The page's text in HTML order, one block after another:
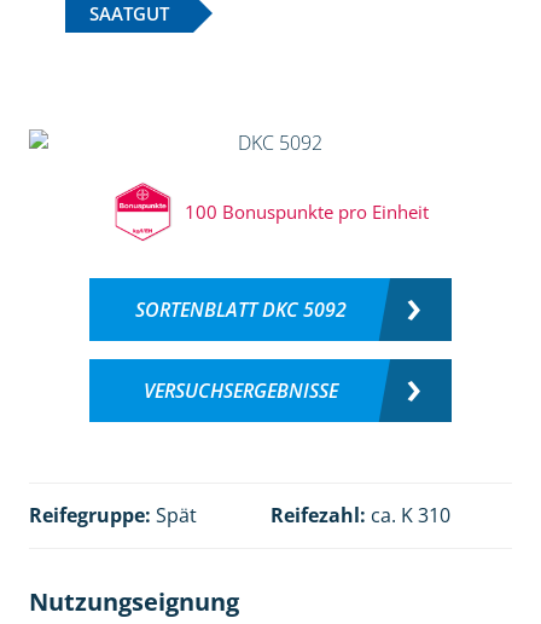
SAATGUT
100 Bonuspunkte pro Einheit
SORTENBLATT DKC 5092
VERSUCHSERGEBNISSE
Reifegruppe: Spät Reifezahl: ca. K 310
Nutzungseignung